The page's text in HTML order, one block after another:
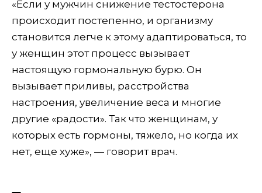
«Если у мужчин снижение тестостерона
происходит постепенно, и организму
становится легче к этому адаптироваться, то
у женщин этот процесс вызывает
настоящую гормональную бурю. Он
вызывает приливы, расстройства
настроения, увеличение веса и многие
другие «радости». Так что женщинам, у
которых есть гормоны, тяжело, но когда их
нет, еще хуже», — говорит врач.